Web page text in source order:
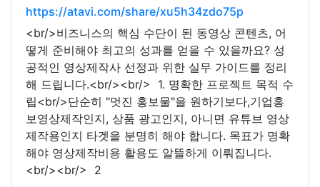
https://atavi.com/share/xu5h34zdo75p
<br/>비즈니스의 핵심 수단이 된 동영상 콘텐츠, 어
떻게 준비해야 최고의 성과를 얻을 수 있을까요? 성
공적인 영상제작사 선정과 위한 실무 가이드를 정리
해 드립니다.<br/><br/> 1. 명확한 프로젝트 목적 수
립<br/>단순히 "멋진 홍보물"을 원하기보다,기업홍
보영상제작인지, 상품 광고인지, 아니면 유튜브 영상
제작용인지 타겟을 분명히 해야 합니다. 목표가 명확
해야 영상제작비용 활용도 알뜰하게 이뤄집니다.
<br/><br/> 2